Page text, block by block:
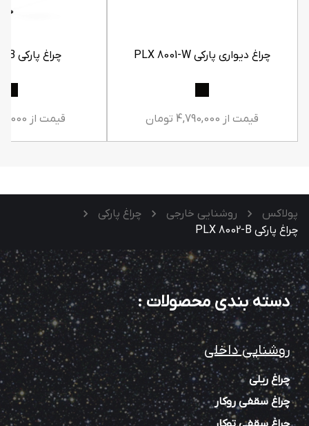
چراغ دیواری پارکی PLX 8001-W
قیمت از 4,790,000 تومان
چراغ پارکی PLX 8001-B
قیمت از 9,100,000 تومان
پولاکس روشنایی خارجی
چراغ پارکی
چراغ پارکی PLX 8002-B
دسته بندی محصولات:
روشنایی داخلی
چراغ ریلی
چراغ سقفی روکار